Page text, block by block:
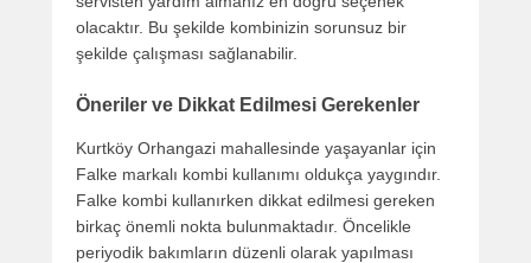
olacaktır. Bu şekilde kombinizin sorunsuz bir
şekilde çalışması sağlanabilir.
Öneriler ve Dikkat Edilmesi Gerekenler
Kurtköy Orhangazi mahallesinde yaşayanlar için
Falke markalı kombi kullanımı oldukça yaygındır.
Falke kombi kullanırken dikkat edilmesi gereken
birkaç önemli nokta bulunmaktadır. Öncelikle
periyodik bakımların düzenli olarak yapılması